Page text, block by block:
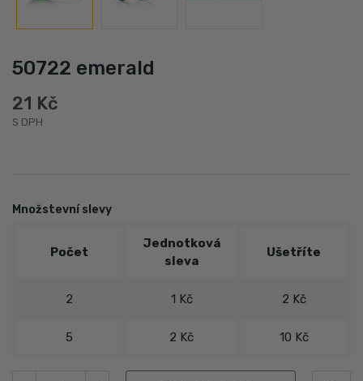
50722 emerald
21 Kč
S DPH
Množstevní slevy
Počet
Jednotková
sleva
Ušetříte
2 1 Kč 2 Kč
5 2 Kč 10 Kč